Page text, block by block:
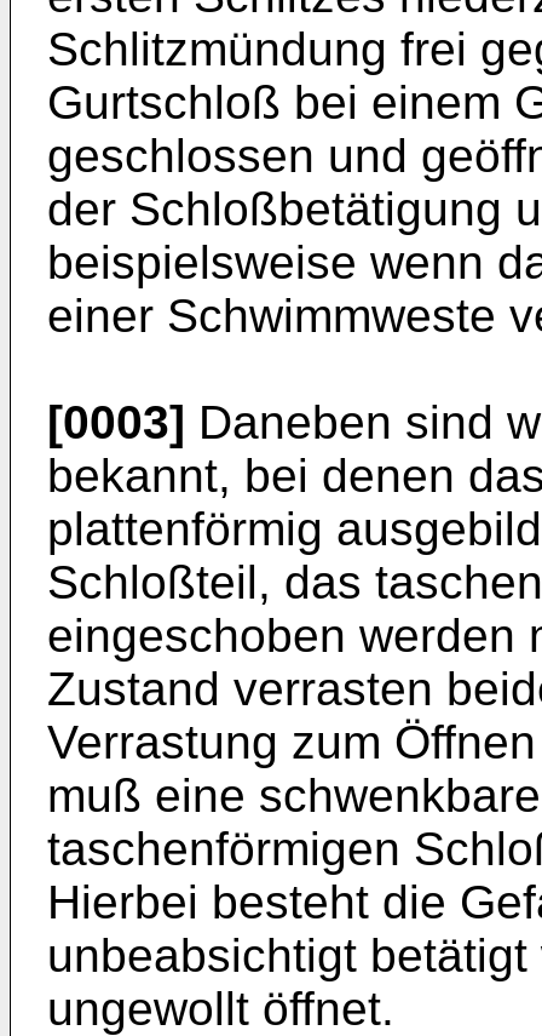
Schlitzmündung frei
Gurtschloß bei einem
geschlossen und
der Schloßbetätigung
beispielsweise wenn
einer Schwimmweste
[0003] Daneben sind
bekannt, bei denen
plattenförmig
Schloßteil, das
eingeschoben werden
Zustand verrasten
Verrastung zum
muß eine
taschenförmigen
Hierbei besteht die
unbeabsichtigt
ungewollt öffnet.